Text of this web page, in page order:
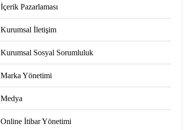
İçerik Pazarlaması
Kurumsal İletişim
Kurumsal Sosyal Sorumluluk
Marka Yönetimi
Medya
Online İtibar Yönetimi